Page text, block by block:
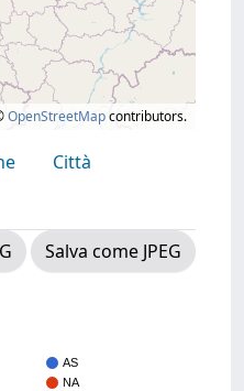
OpenStreetMapcontributors.
Città
Salva come JPEG
AS
NA